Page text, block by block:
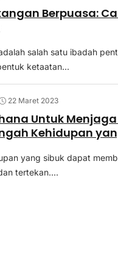
Berpuasa:
salah satu ibadah
ketaatan...
22 Maret 2023
Untuk
Kehidupan
yang sibuk dapat
tertekan....